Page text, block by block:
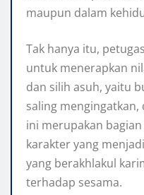
maupun dalam
Tak hanya itu,
untuk menerapkan
dan silih asuh, yaitu
saling
ini merupakan
karakter yang
yang berakhlakul
terhadap sesama.